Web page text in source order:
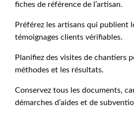
fiches de référence de l’artisan.
Préférez les artisans qui publient
témoignages clients vérifiables.
Planifiez des visites de chantiers
méthodes et les résultats.
Conservez tous les documents,
démarches d’aides et de